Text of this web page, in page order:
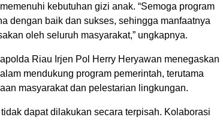
kebutuhan gizi anak. “Semoga program
dengan baik dan sukses, sehingga manfaatnya
oleh seluruh masyarakat,” ungkapnya.
Riau Irjen Pol Herry Heryawan menegaskan
mendukung program pemerintah, terutama
masyarakat dan pelestarian lingkungan.
dapat dilakukan secara terpisah. Kolaborasi